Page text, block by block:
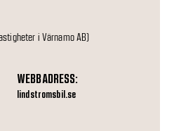
i Värnamo AB)
WEBBADRESS:
lindstromsbil.se